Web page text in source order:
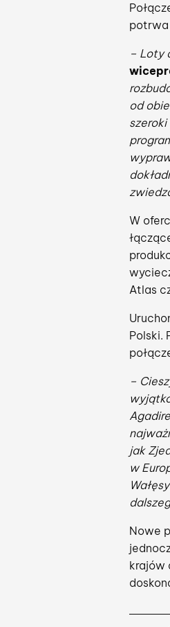
potrwa
– Loty
od
W
Atlas
Polski.
–
jak
w
Nowe
krajów